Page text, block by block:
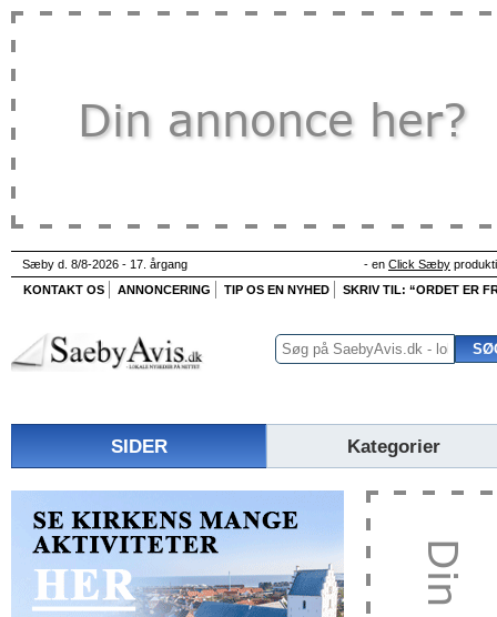
Sæby d. 8/8-2026 - 17. årgang - en Click Sæby
KONTAKT OS
ANNONCERING TIP OS EN NYHED SKRIV TIL: “ORDET ER
SIDER Kategorier